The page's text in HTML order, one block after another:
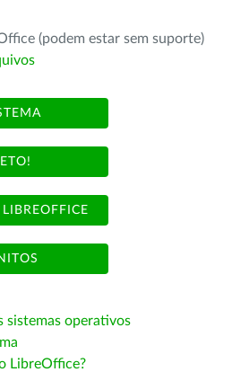
(podem estar sem suporte)
sistemas operativos
LibreOffice?